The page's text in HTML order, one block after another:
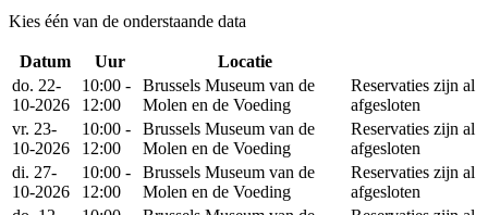
Kies één van de onderstaande data
Datum Uur Locatie
do. 22-
10-2026
10:00 -
12:00
Brussels Museum van de
Molen en de Voeding
Reservaties zijn al
afgesloten
vr. 23-
10-2026
10:00 -
12:00
Brussels Museum van de
Molen en de Voeding
Reservaties zijn al
afgesloten
di. 27-
10-2026
10:00 -
12:00
Brussels Museum van de
Molen en de Voeding
Reservaties zijn al
afgesloten